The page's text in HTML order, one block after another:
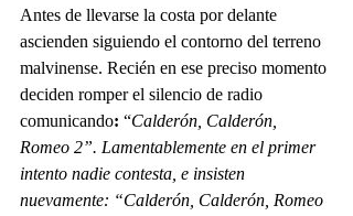
Antes de llevarse la costa por delante
ascienden siguiendo el contorno del terreno
malvinense. Recién en ese preciso momento
deciden romper el silencio de radio
comunicando: “Calderón, Calderón,
Romeo 2”. Lamentablemente en el primer
intento nadie contesta, e insisten
nuevamente: “Calderón, Calderón, Romeo